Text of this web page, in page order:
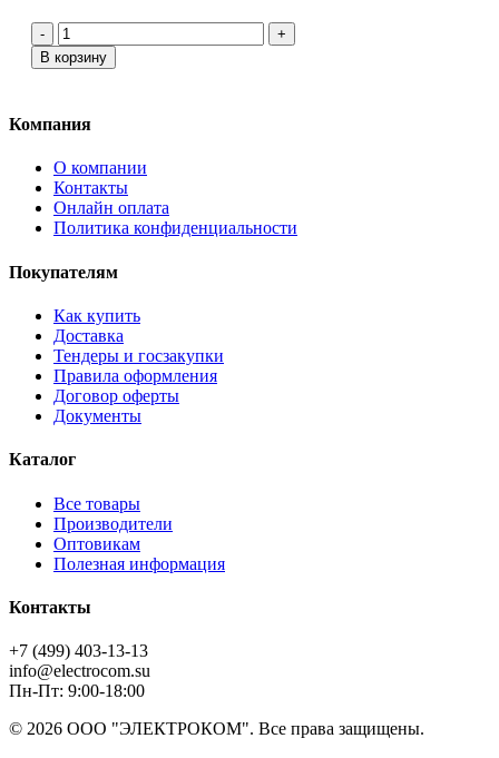
-
+
В корзину
Компания
О компании
Контакты
Онлайн оплата
Политика конфиденциальности
Покупателям
Как купить
Доставка
Тендеры и госзакупки
Правила оформления
Договор оферты
Документы
Каталог
Все товары
Производители
Оптовикам
Полезная информация
Контакты
+7 (499) 403-13-13
info@electrocom.su
Пн-Пт: 9:00-18:00
© 2026 ООО "ЭЛЕКТРОКОМ". Все права защищены.